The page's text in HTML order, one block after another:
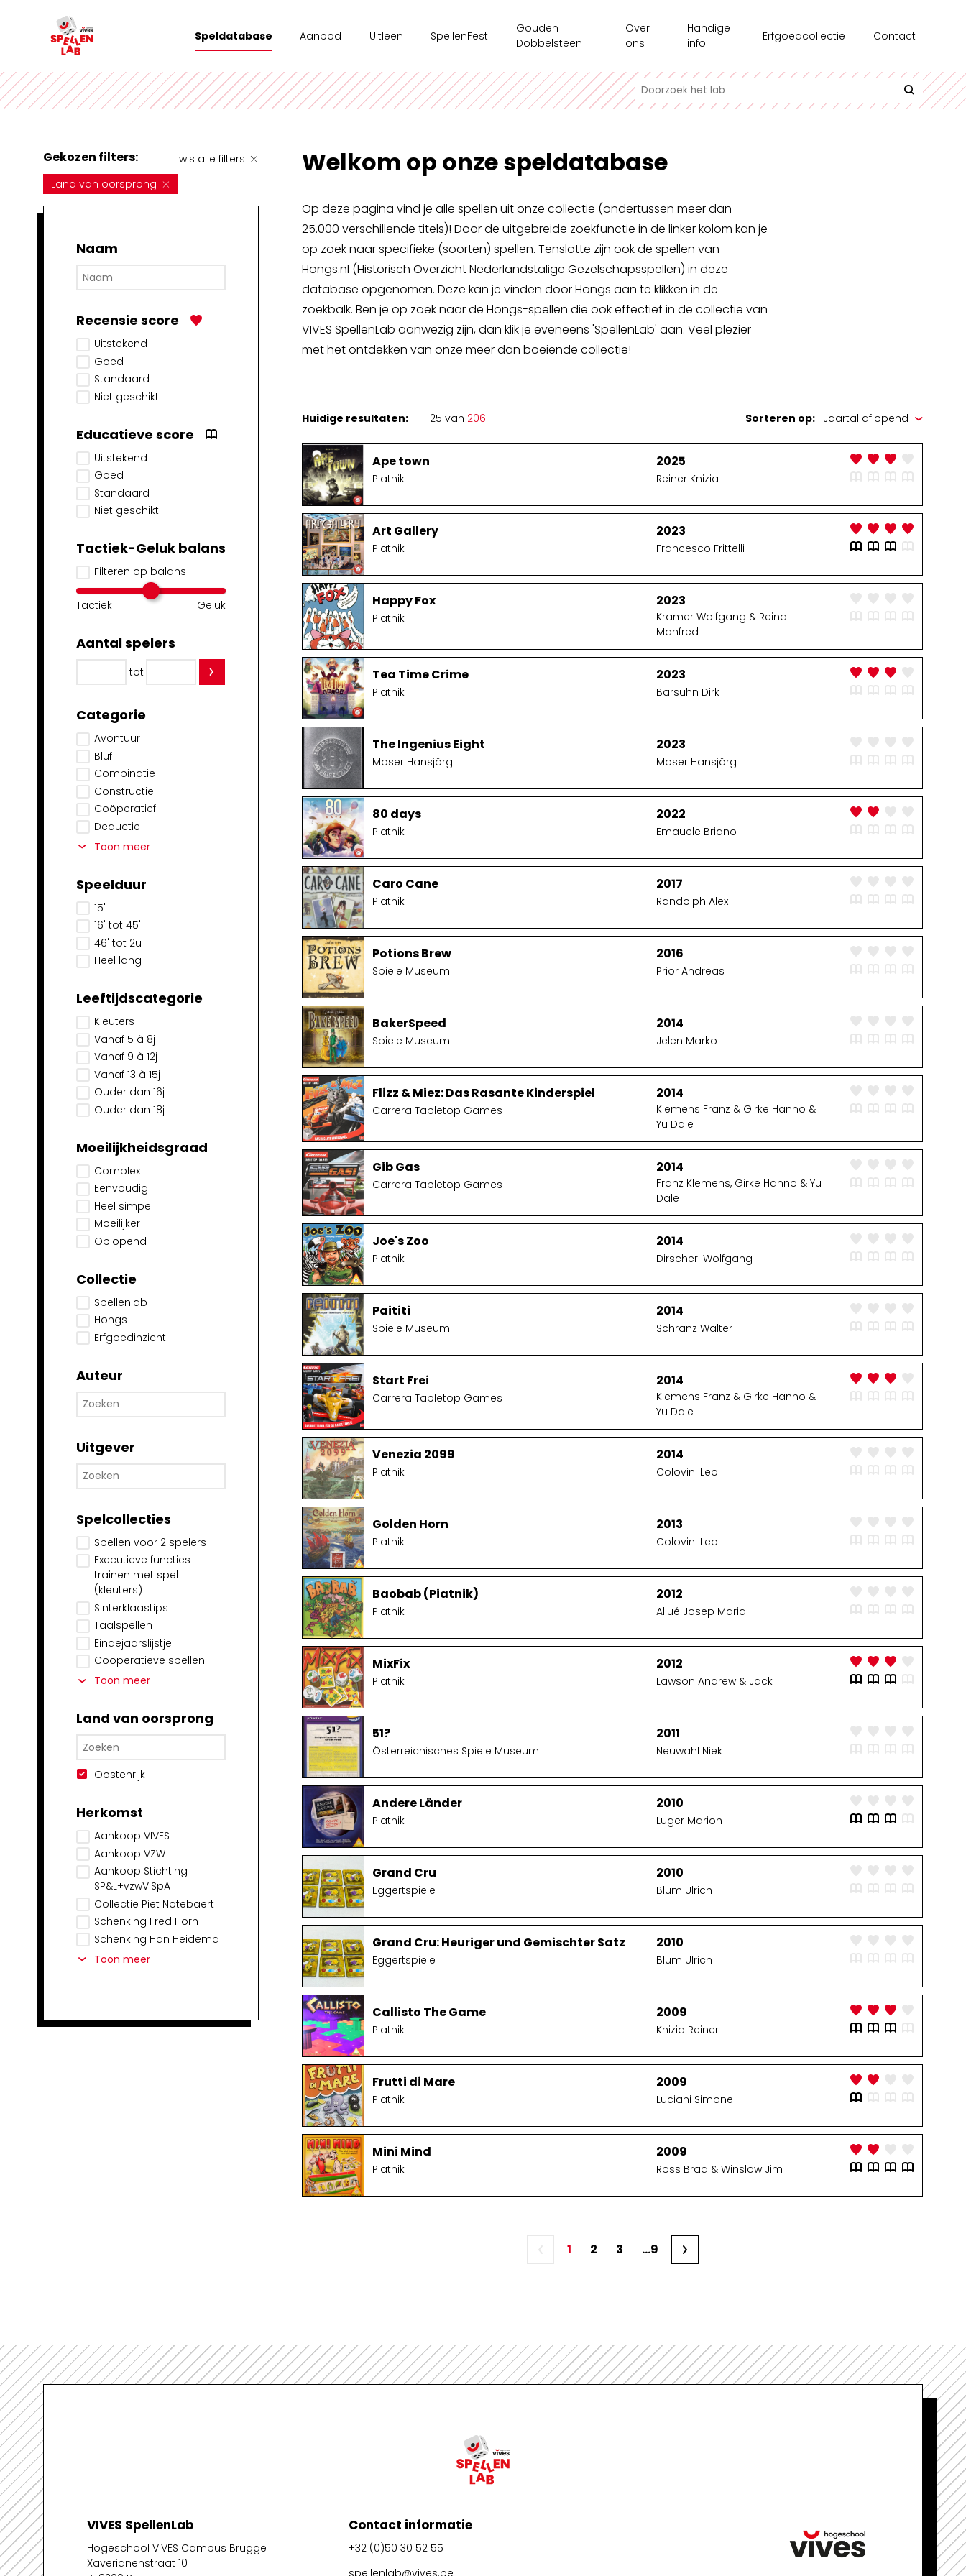
Speldatabase Aanbod
Workshops
Vrije tijdsaanbod
Uitleen
Ouderenzorg
Spellenkoffer Veerkracht en Welbevinden
Spellenkoffer 'Ridders op Drakentocht'
Spellenkoffer executieve functies kleuter
Spellenkoffer STEM kleuter + onderbouw lager
Spellenkoffer STEM bovenbouw lager + 1ste graad secundair
Spellenkoffer Snellerenden kleuter
SpellenFest
Gouden
Dobbelsteen
Over
ons
Geschiedenis
Spel op Maat
Magazine
Handige
info
Recensie-exemplaren
Interessante links
Historische informatie over spellen
Erfgoedcollectie Contact
Gekozen filters:
wis alle filters
Land van oorsprong
Naam
Recensie score
Uitstekend
Goed
Standaard
Niet geschikt
Educatieve score
Uitstekend
Goed
Standaard
Niet geschikt
Tactiek-Geluk balans
Filteren op balans
Tactiek Geluk
Aantal spelers
tot
Categorie
Avontuur
Bluf
Combinatie
Constructie
Coöperatief
Deductie
Toon meer
Speelduur
15'
16' tot 45'
46' tot 2u
Heel lang
Leeftijdscategorie
Kleuters
Vanaf 5 à 8j
Vanaf 9 à 12j
Vanaf 13 à 15j
Ouder dan 16j
Ouder dan 18j
Moeilijkheidsgraad
Complex
Eenvoudig
Heel simpel
Moeilijker
Oplopend
Collectie
Spellenlab
Hongs
Erfgoedinzicht
Auteur
Uitgever
Spelcollecties
Spellen voor 2 spelers
Executieve functies
trainen met spel
(kleuters)
Sinterklaastips
Taalspellen
Eindejaarslijstje
Coöperatieve spellen
Toon meer
Land van oorsprong
Oostenrijk
Herkomst
Aankoop VIVES
Aankoop VZW
Aankoop Stichting
SP&L+vzwVlSpA
Collectie Piet Notebaert
Schenking Fred Horn
Schenking Han Heidema
Toon meer
Welkom op onze speldatabase
Op deze pagina vind je alle spellen uit onze collectie (ondertussen meer dan
25.000 verschillende titels)! Door de uitgebreide zoekfunctie in de linker kolom kan je
op zoek naar specifieke (soorten) spellen. Tenslotte zijn ook de spellen van
Hongs.nl (Historisch Overzicht Nederlandstalige Gezelschapsspellen) in deze
database opgenomen. Deze kan je vinden door Hongs aan te klikken in de
zoekbalk. Ben je op zoek naar de Hongs-spellen die ook effectief in de collectie van
VIVES SpellenLab aanwezig zijn, dan klik je eveneens 'SpellenLab' aan. Veel plezier
met het ontdekken van onze meer dan boeiende collectie!
Huidige resultaten: 1 - 25 van 206 Sorteren op:
Ape town
Piatnik
2025
Reiner Knizia
Art Gallery
Piatnik
2023
Francesco Frittelli
Happy Fox
Piatnik
2023
Kramer Wolfgang & Reindl
Manfred
Tea Time Crime
Piatnik
2023
Barsuhn Dirk
The Ingenius Eight
Moser Hansjörg
2023
Moser Hansjörg
80 days
Piatnik
2022
Emauele Briano
Caro Cane
Piatnik
2017
Randolph Alex
Potions Brew
Spiele Museum
2016
Prior Andreas
BakerSpeed
Spiele Museum
2014
Jelen Marko
Flizz & Miez: Das Rasante Kinderspiel
Carrera Tabletop Games
2014
Klemens Franz & Girke Hanno &
Yu Dale
Gib Gas
Carrera Tabletop Games
2014
Franz Klemens, Girke Hanno & Yu
Dale
Joe's Zoo
Piatnik
2014
Dirscherl Wolfgang
Paititi
Spiele Museum
2014
Schranz Walter
Start Frei
Carrera Tabletop Games
2014
Klemens Franz & Girke Hanno &
Yu Dale
Venezia 2099
Piatnik
2014
Colovini Leo
Golden Horn
Piatnik
2013
Colovini Leo
Baobab (Piatnik)
Piatnik
2012
Allué Josep Maria
MixFix
Piatnik
2012
Lawson Andrew & Jack
51?
Österreichisches Spiele Museum
2011
Neuwahl Niek
Andere Länder
Piatnik
2010
Luger Marion
Grand Cru
Eggertspiele
2010
Blum Ulrich
Grand Cru: Heuriger und Gemischter Satz
Eggertspiele
2010
Blum Ulrich
Callisto The Game
Piatnik
2009
Knizia Reiner
Frutti di Mare
Piatnik
2009
Luciani Simone
Mini Mind
Piatnik
2009
Ross Brad & Winslow Jim
1 2 3 ...9
VIVES SpellenLab
Hogeschool VIVES Campus Brugge
Xaverianenstraat 10
Contact informatie
+32 (0)50 30 52 55
spellenlab@vives.be